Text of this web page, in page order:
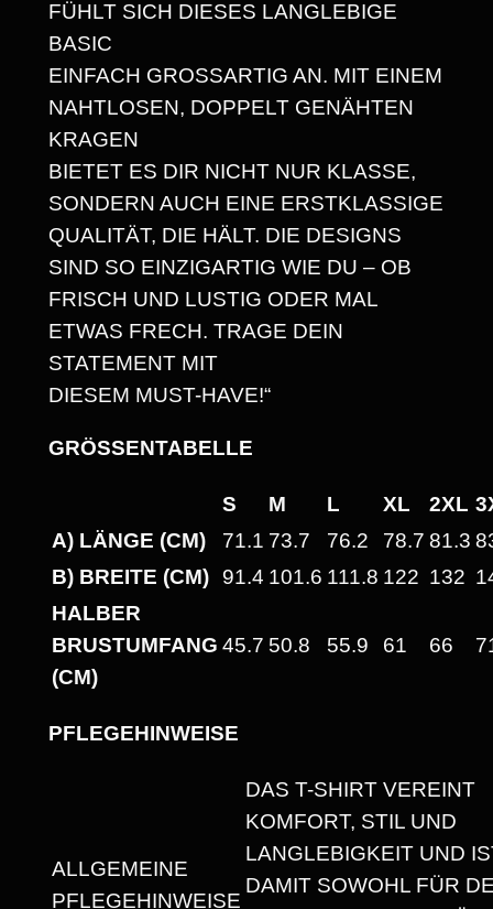
€
S
P
R
U
D
E
L
T
A
U
S
J
E
T
L
"
H
W
FÜHLT SICH DIESES LANGLEBIGE
BASIC
EINFACH GROSSARTIG AN. MIT EINEM N
AHTLOSEN, DOPPELT GENÄHTEN K
RAGEN
BIETET ES DIR NICHT NUR KLASSE,
SONDERN AUCH EINE ERSTKLASSIGE
QUALITÄT, DIE HÄLT. DIE DESIGNS
SIND SO EINZIGARTIG WIE DU – OB
FRISCH UND LUSTIG ODER MAL
ETWAS FRECH. TRAGE DEIN
STATEMENT MIT
DIESEM MUST-HAVE!“
GRÖSSENTABELLE
S M L XL 2XL
A) LÄNGE (CM)
71.1 73.7 76.2 78.7 81.3
B) BREITE (CM)
91.4 101.6 111.8 122 132
HALBER
BRUSTUMFANG
(CM)
45.7 50.8 55.9 61 66
PFLEGEHINWEISE
ALLGEMEINE
PFLEGEHINWEISE
DAS T-SHIRT VEREINT
KOMFORT, STIL UND
LANGLEBIGKEIT UND
DAMIT SOWOHL FÜR